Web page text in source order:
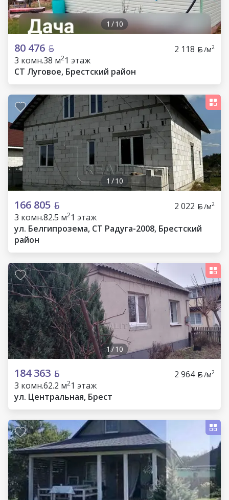
1 /10
80 476 2 118 /м2
3 комн.38 м21 этаж
СТ Луговое, Брестский район
1 /10
166 805 2 022 /м2
3 комн.82.5 м21 этаж
ул. Белгипрозема, СТ Радуга-2008, Брестский
район
1/10
184 363 2 964 /м2
3 комн.62.2 м21 этаж
ул. Центральная, Брест